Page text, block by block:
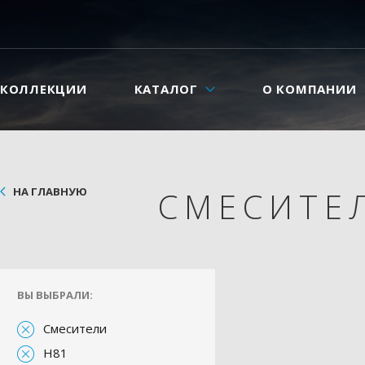
КОЛЛЕКЦИИ КАТАЛОГ О КОМПАНИИ
НА ГЛАВНУЮ
ВЫ ВЫБРАЛИ:
Смесители
H81